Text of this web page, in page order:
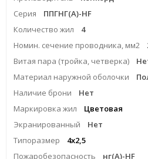
Серия
ППГНГ(A)-HF
Количество жил
4
Номин. сечение проводника, мм2
Витая пара (тройка, четверка)
Материал наружной оболочки
Наличие брони
Нет
Маркировка жил
Цветовая
Экранированный
Нет
Типоразмер
4x2,5
Пожаробезопасность
нг(A)-HF